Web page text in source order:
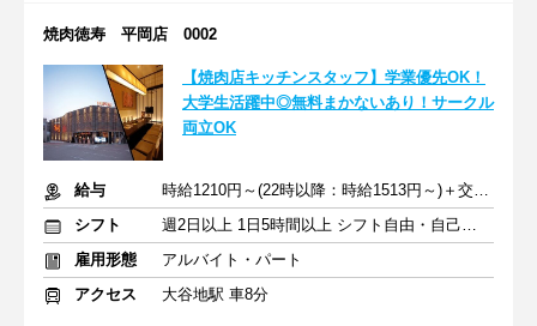
焼肉徳寿 平岡店 0002
【焼肉店キッチンスタッフ】学業優先OK！
大学生活躍中◎無料まかないあり！サークル
両立OK
給与
時給1210円～(22時以降：時給1513円～)＋交通費
シフト
週2日以上 1日5時間以上 シフト自由・自己申告
雇用形態
アルバイト・パート
アクセス
大谷地駅 車8分